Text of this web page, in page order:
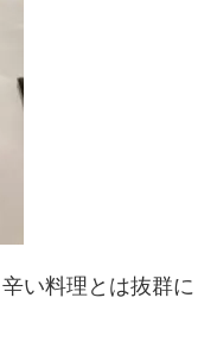
い料理とは抜群に